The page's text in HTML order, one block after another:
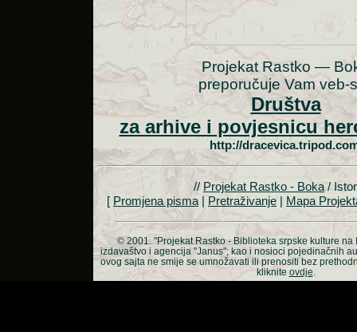
ProjekatRastko —
preporučuje Vam veb-
Društva
za arhive i povjesnicu
http://
// Projekat Rastko - Boka /
[ Promjena pisma | Pretraživanje | Mapa
© 2001. "Projekat Rastko - Biblioteka srpske kulture na
izdavaštvo i agencija "Janus"; kao i nosioci pojedinačnih
ovog sajta ne smije se umnožavati ili prenositi bez
kliknite ovdje